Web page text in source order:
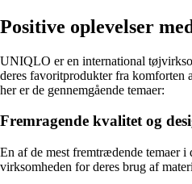
Positive oplevelser
UNIQLO er en international
deres favoritprodukter fra komforten
her er de gennemgående temaer:
Fremragende kvalitet og
En af de mest fremtrædende temaer
virksomheden for deres brug af